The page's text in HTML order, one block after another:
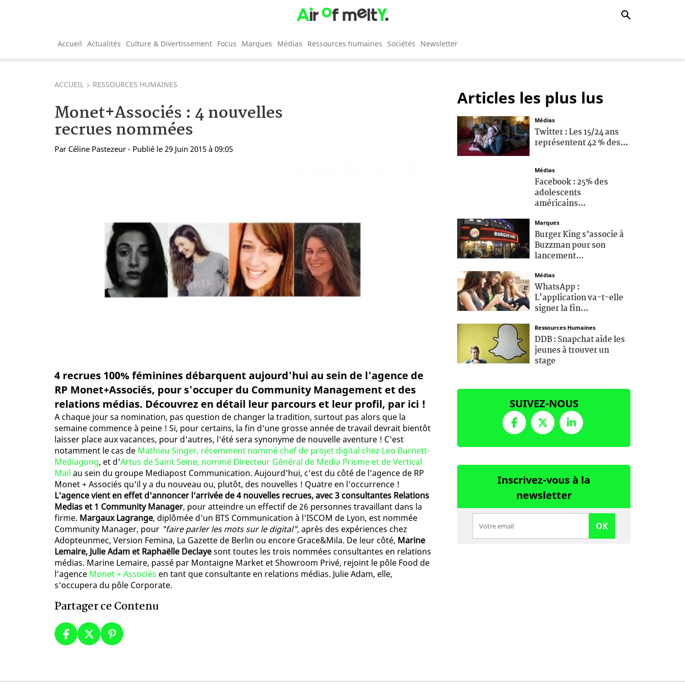
Accueil Actualités Culture & Divertissement Focus Marques Médias Ressources humaines Sociétés Newsletter
ACCUEIL RESSOURCES HUMAINES
Monet+Associés : 4 nouvelles
recrues nommées
Par Céline Pastezeur - Publié le 29 Juin 2015 à 09:05
4 recrues 100% féminines débarquent aujourd'hui au sein de l'agence de
RP Monet+Associés, pour s'occuper du Community Management et des
relations médias. Découvrez en détail leur parcours et leur profil, par ici !
A chaque jour sa nomination, pas question de changer la tradition, surtout pas alors que la
semaine commence à peine ! Si, pour certains, la fin d'une grosse année de travail devrait bientôt
laisser place aux vacances, pour d'autres, l'été sera synonyme de nouvelle aventure ! C'est
notamment le cas de Mathieu Singer, récemment nommé chef de projet digital chez Leo Burnett-
Mediagong, et d'Artus de Saint Seine, nommé Directeur Général de Media Prisme et de Vertical
Mail au sein du groupe Mediapost Communication. Aujourd'hui, c'est du côté de l'agence de RP
Monet + Associés qu'il y a du nouveau ou, plutôt, des nouvelles ! Quatre en l'occurrence !
L'agence vient en effet d'annoncer l'arrivée de 4 nouvelles recrues, avec 3 consultantes Relations
Medias et 1 Community Manager, pour atteindre un effectif de 26 personnes travaillant dans la
firme. Margaux Lagrange, diplômée d'un BTS Communication à l'ISCOM de Lyon, est nommée
Community Manager, pour "faire parler les mots sur le digital", après des expériences chez
Adopteunmec, Version Femina, La Gazette de Berlin ou encore Grace&Mila. De leur côté, Marine
Lemaire, Julie Adam et Raphaëlle Declayesont toutes les trois nommées consultantes en relations
médias. Marine Lemaire, passé par Montaigne Market et Showroom Privé, rejoint le pôle Food de
l’agence Monet + Associés en tant que consultante en relations médias. Julie Adam, elle,
s'occupera du pôle Corporate.
Partager ce Contenu
Articles les plus lus
Médias
Twitter : Les 15/24 ans
représentent 42 % des...
Médias
Facebook : 25% des
adolescents
américains...
Marques
Burger King s’associe à
Buzzman pour son
lancement...
Médias
WhatsApp :
L'application va-t-elle
signer la fin...
Ressources Humaines
DDB : Snapchat aide les
jeunes à trouver un
stage
SUIVEZ-NOUS
Inscrivez-vous à la
newsletter
OK